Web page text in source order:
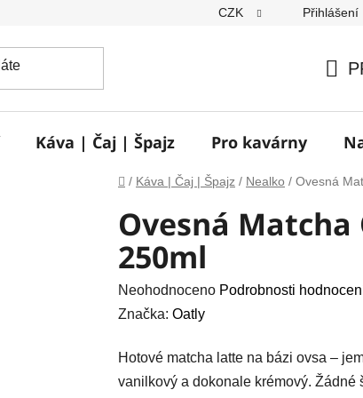
CZK Přihlášení
Káva | Čaj | Špajz Pro kavárny
Domů
/ Káva | Čaj | Špajz / Nealko / Ovesná
Ovesná
250ml
Průměrné
hodnocení
je
0,0
Neohodnoceno Podrobnosti
Značka: Oatly
Hotové matcha latte na bázi ovsa –
vanilkový a dokonale krémový. Žádné